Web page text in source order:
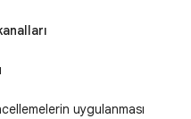
uygulanması